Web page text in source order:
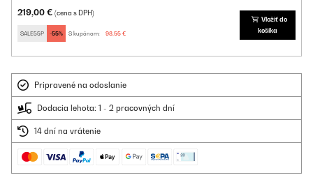
219,00 € (cena s DPH)
SALE55P -55% S kupónom: 98,55 €
Vložiť do
košíka
Pripravené na odoslanie
Dodacia lehota: 1 - 2 pracovných dní
14 dní na vrátenie